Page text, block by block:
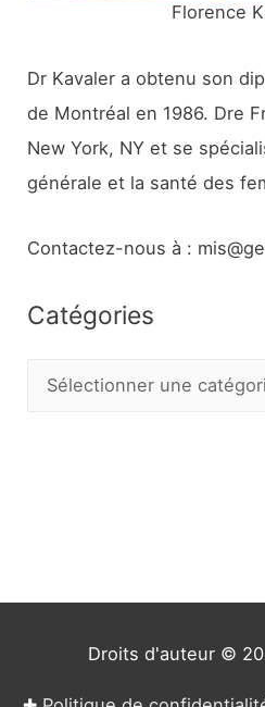
Florence
Dr Kavaler a obtenu son
de Montréal en 1986. Dre
New York, NY et se
générale et la santé des
Contactez-nous à :
Catégories
Droits d'auteur ©